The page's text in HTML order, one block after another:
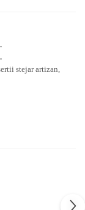
stejar artizan,